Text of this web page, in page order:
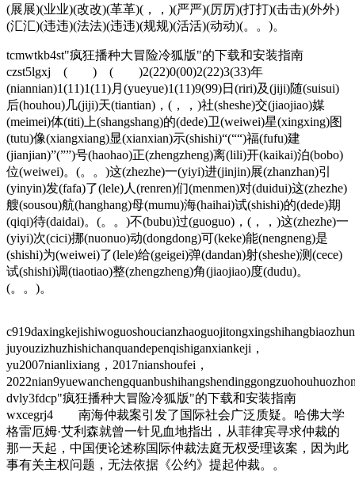
(展展)(业业)(改改)(革革)(，，)(严严)(厉厉)(打打)(击击)(外外)
(汇汇)(违违)(法法)(违违)(规规)(活活)(动动)(。。)。
tcmwtkb4st"疯狂播种大冒险冷狐版"的下载和安装指南
czst5lgxj ( ) ( )2(22)0(00)2(22)3(33)年
(niannian)1(11)1(11)月(yueyue)1(11)9(99)日(riri)及(jiji)随(suisui)
后(houhou)几(jiji)天(tiantian)，(，，)社(sheshe)交(jiaojiao)媒
(meimei)体(titi)上(shangshang)的(dede)卫(weiwei)星(xingxing)图
(tutu)像(xiangxiang)显(xianxian)示(shishi)“(““)福(fufu)建
(jianjian)”(””)号(haohao)正(zhengzheng)离(lili)开(kaikai)泊(bobo)
位(weiwei)。(。。)这(zhezhe)一(yiyi)进(jinjin)展(zhanzhan)引
(yinyin)发(fafa)了(lele)人(renren)们(menmen)对(duidui)这(zhezhe)
艘(sousou)航(hanghang)母(mumu)海(haihai)试(shishi)的(dede)期
(qiqi)待(daidai)。(。。)不(bubu)过(guoguo)，(，，)这(zhezhe)一
(yiyi)次(cici)挪(nuonuo)动(dongdong)可(keke)能(nengneng)是
(shishi)为(weiwei)了(lele)给(geigei)弹(dandan)射(sheshe)测(cece)
试(shishi)调(tiaotiao)整(zhengzheng)角(jiaojiao)度(dudu)。
(。。)。
juyouzizhuzhishichanquandepenqishiganxiankeji，
yu2007nianlixiang，2017nianshoufei，
dvly3fdcp"疯狂播种大冒险冷狐版"的下载和安装指南
wxcegrj4 南海仲裁案引发了国际社会广泛质疑。哈佛大学
格雷厄姆·艾利森就曾一针见血地指出，从菲律宾寻求仲裁的
那一天起，中国便论述称国际仲裁法庭无权受理该案，因为此
事有关主权问题，无法依据《公约》提起仲裁。。